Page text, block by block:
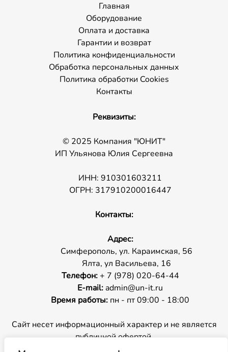
Главная
Оборудование
Оплата и доставка
Гарантии и возврат
Политика конфиденциальности
Обработка персональных данных
Политика обработки Cookies
Контакты
Реквизиты:
© 2025 Компания "ЮНИТ"
ИП Ульянова Юлия Сергеевна
ИНН: 910301603211
ОГРН: 317910200016447
Контакты:
Адрес:
Симферополь, ул. Караимская, 56
Ялта, ул Васильева, 16
Телефон:+ 7 (978) 020-64-44
E-mail:admin@un-it.ru
Время работы: пн - пт 09:00 - 18:00
Сайт несет информационный характер и не является
публичной офертой.